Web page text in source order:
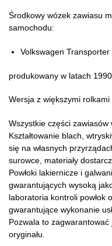
Środkowy wózek zawiasu
samochodu:
Volkswagen Transporter
produkowany w latach
Wersja z większymi
Wszystkie części
Kształtowanie blach,
się na własnych
surowce, materiały
Powłoki lakiernicze i
gwarantujących wysoką
laboratoria kontroli powłok
gwarantujące wykonanie
Pozwala to
oryginału.